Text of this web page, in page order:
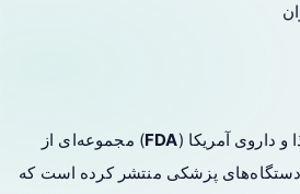
FDA) مجموعه‌ای از
دستگاه‌های پزشکی منتشر کرده است که